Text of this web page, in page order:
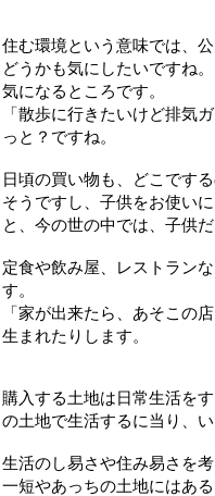
住む環境という意味では、
どうかも気にしたいですね
気になるところです。
「散歩に行きたいけど排気
っと？ですね。
日頃の買い物も、どこです
そうですし、子供をお使い
と、今の世の中では、子供
定食や飲み屋、レストラン
す。
「家が出来たら、あそこの
生まれたりします。
購入する土地は日常生活を
の土地で生活するに当り、
生活のし易さや住み易さを
一短やあっちの土地にはあ